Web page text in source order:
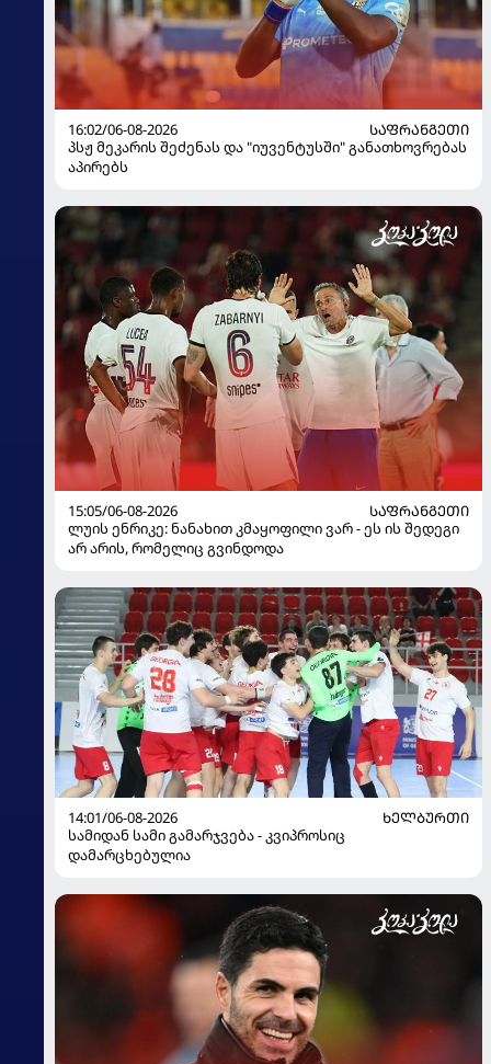
16:02/06-08-2026
ᲡᲐᲤᲠᲐᲜᲒᲔᲗᲘ
პსჟ მეკარის შეძენას და "იუვენტუსში" განათხოვრებას
აპირებს
15:05/06-08-2026
ᲡᲐᲤᲠᲐᲜᲒᲔᲗᲘ
ლუის ენრიკე: ნანახით კმაყოფილი ვარ - ეს ის შედეგი
არ არის, რომელიც გვინდოდა
14:01/06-08-2026
ᲮᲔᲚᲑᲣᲠᲗᲘ
სამიდან სამი გამარჯვება - კვიპროსიც
დამარცხებულია